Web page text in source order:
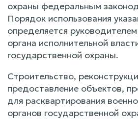
охраны федеральным
Порядок использования
определяется
органа исполнительной
государственной охраны.
Строительство,
предоставление объектов,
для расквартирования
органов государственной